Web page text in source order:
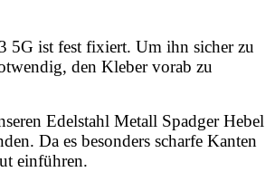
5G ist fest fixiert. Um ihn sicher zu
den Kleber vorab zu
Edelstahl Metall Spadger Hebel
Da es besonders scharfe Kanten
einführen.